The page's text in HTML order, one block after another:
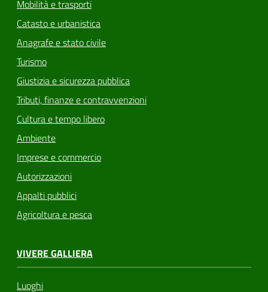
Mobilità e trasporti
Catasto e urbanistica
Anagrafe e stato civile
Turismo
Giustizia e sicurezza pubblica
Tributi, finanze e contravvenzioni
Cultura e tempo libero
Ambiente
Imprese e commercio
Autorizzazioni
Appalti pubblici
Agricoltura e pesca
VIVERE GALLIERA
Luoghi